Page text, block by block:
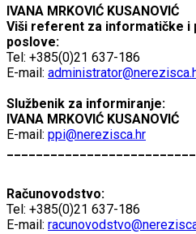
IVANA MRKOVIĆ KUSANOVIĆ
Viši referent za informatičke i
poslove:
Tel: +385(0)21 637-186
E-mail:
Službenik za informiranje:
IVANA MRKOVIĆ KUSANOVIĆ
E-mail: ppi@nerezisca.hr
Računovodstvo:
Tel: +385(0)21 637-186
E-mail: